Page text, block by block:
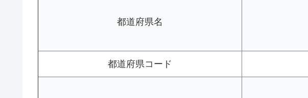
都道府県名
都道府県コード